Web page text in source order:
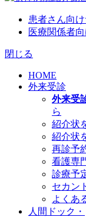
患者さん向け
医療関係者
閉じる
HOME
外来受診
外来受
ら
紹介状
紹介状
再診予
看護専
診療予
セカン
よくあ
人間ドック・